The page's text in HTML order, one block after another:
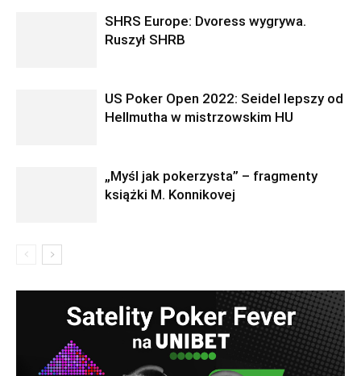
SHRS Europe: Dvoress wygrywa.
Ruszył SHRB
US Poker Open 2022: Seidel lepszy od
Hellmutha w mistrzowskim HU
„Myśl jak pokerzysta” – fragmenty
książki M. Konnikovej